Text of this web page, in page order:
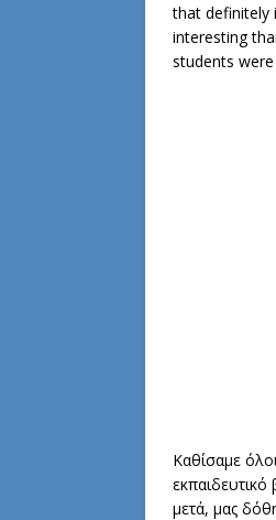
that definitely
interesting
students
Καθίσαμε
μετά, μας